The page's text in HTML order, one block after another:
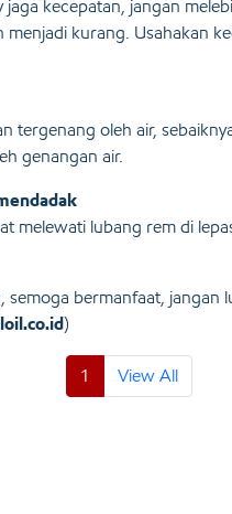
kecepatan, jangan
kurang. Usahakan
tergenang oleh air,
genangan air.
melewati lubang rem di
bermanfaat, jangan
)
1 View All